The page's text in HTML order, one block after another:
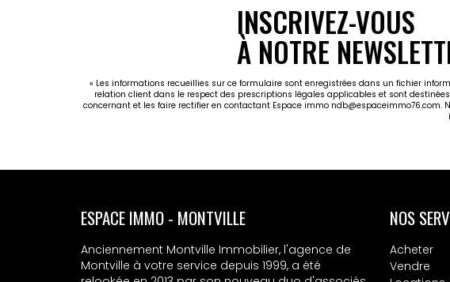
INSCRIVEZ-VOUS
À NOTRE
« Les informations recueillies sur ce formulaire sont enregistrées dans un fichier
relation client dans le respect des prescriptions légales applicables et sont
concernant et les faire rectifier en contactant Espace immo ndb@espaceimmo76.com.
ESPACE IMMO - MONTVILLE
Anciennement Montville Immobilier, l'agence de
Montville à votre service depuis 1999, a été
NOS
Acheter
Vendre